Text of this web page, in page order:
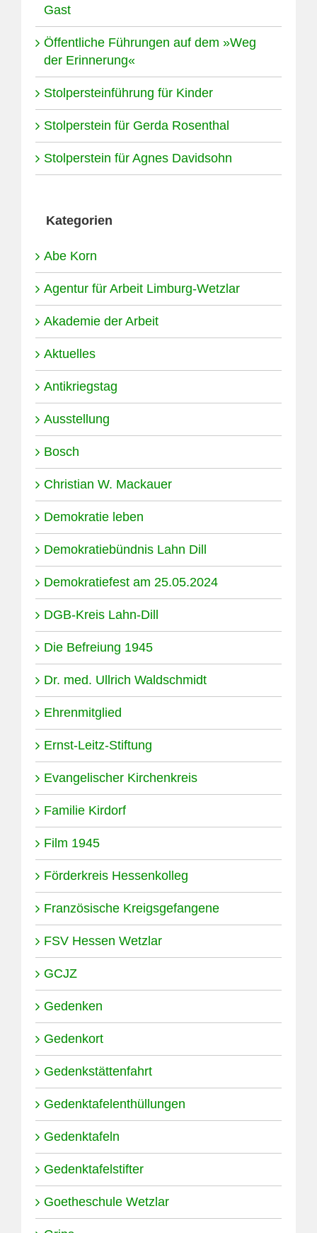
Gast
Öffentliche Führungen auf dem »Weg
der Erinnerung«
Stolpersteinführung für Kinder
Stolperstein für Gerda Rosenthal
Stolperstein für Agnes Davidsohn
Kategorien
Abe Korn
Agentur für Arbeit Limburg-Wetzlar
Akademie der Arbeit
Aktuelles
Antikriegstag
Ausstellung
Bosch
Christian W. Mackauer
Demokratie leben
Demokratiebündnis Lahn Dill
Demokratiefest am 25.05.2024
DGB-Kreis Lahn-Dill
Die Befreiung 1945
Dr. med. Ullrich Waldschmidt
Ehrenmitglied
Ernst-Leitz-Stiftung
Evangelischer Kirchenkreis
Familie Kirdorf
Film 1945
Förderkreis Hessenkolleg
Französische Kreigsgefangene
FSV Hessen Wetzlar
GCJZ
Gedenken
Gedenkort
Gedenkstättenfahrt
Gedenktafelenthüllungen
Gedenktafeln
Gedenktafelstifter
Goetheschule Wetzlar